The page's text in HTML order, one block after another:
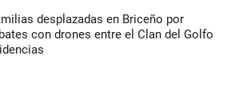
desplazadas en Briceño por
con drones entre el Clan del Golfo